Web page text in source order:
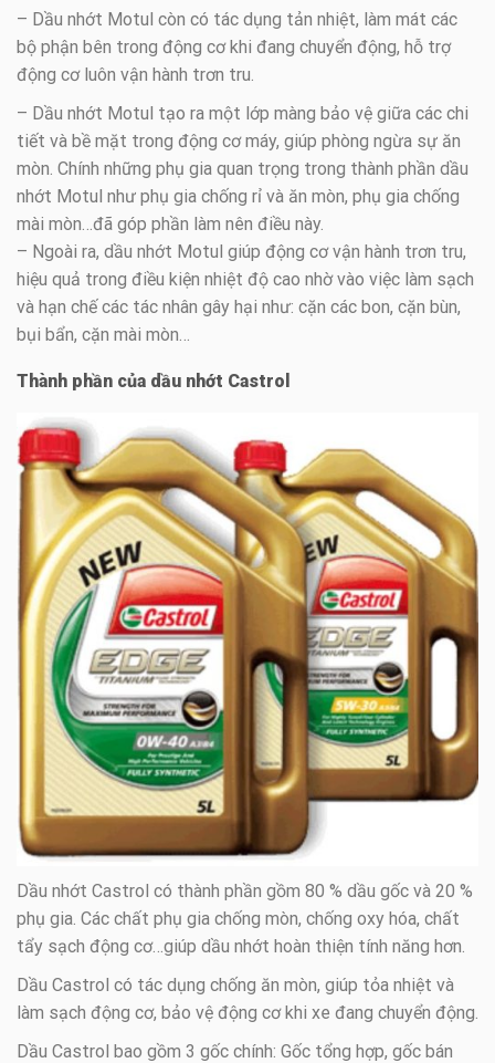
– Dầu nhớt Motul còn có tác dụng tản nhiệt, làm mát các
bộ phận bên trong động cơ khi đang chuyển động, hỗ trợ
động cơ luôn vận hành trơn tru.
– Dầu nhớt Motul tạo ra một lớp màng bảo vệ giữa các chi
tiết và bề mặt trong động cơ máy, giúp phòng ngừa sự ăn
mòn. Chính những phụ gia quan trọng trong thành phần dầu
nhớt Motul như phụ gia chống rỉ và ăn mòn, phụ gia chống
mài mòn…đã góp phần làm nên điều này.
– Ngoài ra, dầu nhớt Motul giúp động cơ vận hành trơn tru,
hiệu quả trong điều kiện nhiệt độ cao nhờ vào việc làm sạch
và hạn chế các tác nhân gây hại như: cặn các bon, cặn bùn,
bụi bẩn, cặn mài mòn…
Thành phần của dầu nhớt Castrol
Dầu nhớt Castrol có thành phần gồm 80 % dầu gốc và 20 %
phụ gia. Các chất phụ gia chống mòn, chống oxy hóa, chất
tẩy sạch động cơ…giúp dầu nhớt hoàn thiện tính năng hơn.
Dầu Castrol có tác dụng chống ăn mòn, giúp tỏa nhiệt và
làm sạch động cơ, bảo vệ động cơ khi xe đang chuyển động.
Dầu Castrol bao gồm 3 gốc chính: Gốc tổng hợp, gốc bán